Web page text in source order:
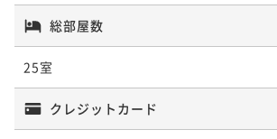
総部屋数
25室
クレジットカード